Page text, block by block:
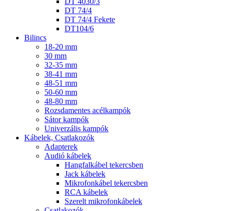
DT 74/4
DT 74/4 Fekete
DT104/6
Bilincs
18-20 mm
30 mm
32-35 mm
38-41 mm
48-51 mm
50-60 mm
48-80 mm
Rozsdamentes acélkampók
Sátor kampók
Univerzális kampók
Kábelek, Csatlakozók
Adapterek
Audió kábelek
Hangfalkábel tekercsben
Jack kábelek
Mikrofonkábel tekercsben
RCA kábelek
Szerelt mikrofonkábelek